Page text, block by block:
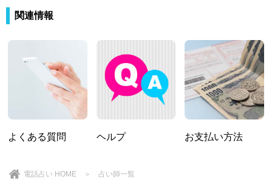
関連情報
よくある質問 ヘルプ お支払い方法
電話占い HOME ＞ 占い師一覧